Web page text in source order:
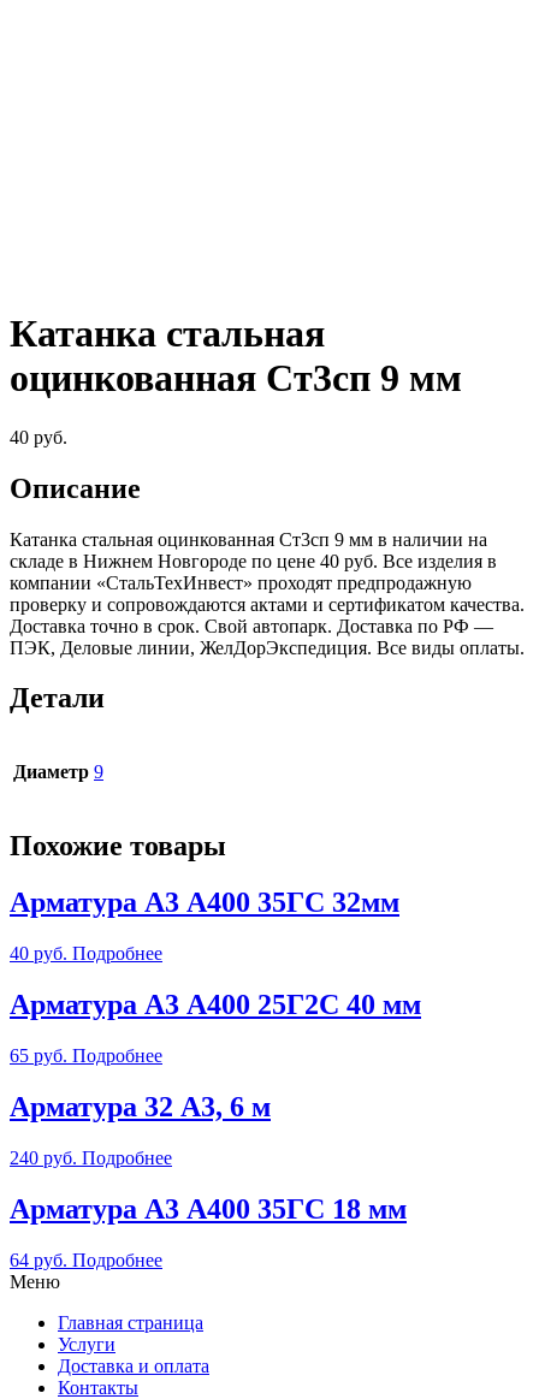
Катанка стальная
оцинкованная Ст3сп 9 мм
40 руб.
Описание
Катанка стальная оцинкованная Ст3сп 9 мм в наличии на
складе в Нижнем Новгороде по цене 40 руб. Все изделия в
компании «СтальТехИнвест» проходят предпродажную
проверку и сопровождаются актами и сертификатом качества.
Доставка точно в срок. Свой автопарк. Доставка по РФ —
ПЭК, Деловые линии, ЖелДорЭкспедиция. Все виды оплаты.
Детали
Диаметр 9
Похожие товары
Арматура А3 А400 35ГС 32мм
40 руб. Подробнее
Арматура А3 А400 25Г2С 40 мм
65 руб. Подробнее
Арматура 32 А3, 6 м
240 руб. Подробнее
Арматура А3 А400 35ГС 18 мм
64 руб. Подробнее
Меню
Главная страница
Услуги
Доставка и оплата
Контакты